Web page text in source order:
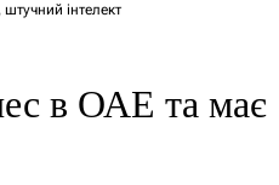
,штучний інтелект
в ОАЕ та має